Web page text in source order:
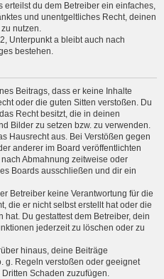
erteilst du dem Betreiber ein einfaches,
und unentgeltliches Recht, deinen
nutzen.
Unterpunkt a bleibt auch nach
bestehen.
Beitrags, dass er keine Inhalte
oder die guten Sitten verstoßen. Du
Recht besitzt, die in deinen
Bilder zu setzen bzw. zu verwenden.
Hausrecht aus. Bei Verstößen gegen
anderer im Board veröffentlichten
Abmahnung zeitweise oder
Boards ausschließen und dir ein
Betreiber keine Verantwortung für die
die er nicht selbst erstellt hat oder die
hat. Du gestattest dem Betreiber, dein
jederzeit zu löschen oder zu
hinaus, deine Beiträge
g. Regeln verstoßen oder geeignet
Schaden zuzufügen.